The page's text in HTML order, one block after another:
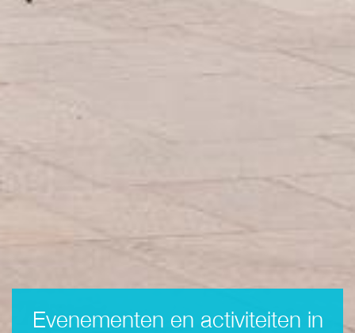
Evenementen en activiteiten in